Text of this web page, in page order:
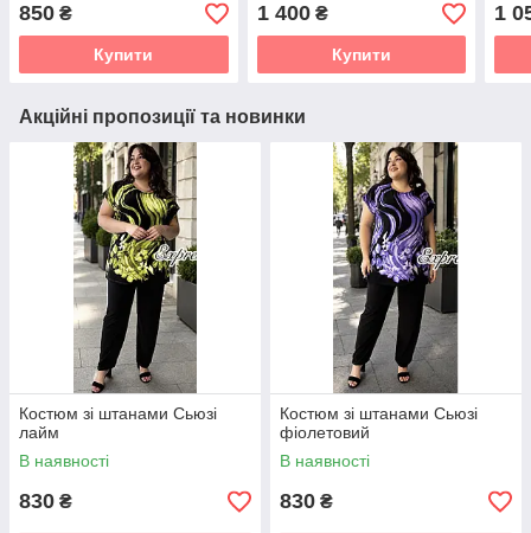
850 ₴
Купити
1 400₴
Купити
1
Акційні пропозиції та новинки
Костюм зі штанами Сьюзі
лайм
В наявності
830 ₴
Костюм зі штанами Сьюзі
фіолетовий
В наявності
830 ₴